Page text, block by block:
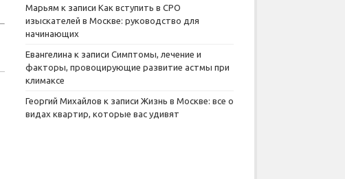
Марьям к записи Как вступить в СРО
изыскателей в Москве: руководство для
начинающих
Евангелина к записи Симптомы, лечение и
факторы, провоцирующие развитие астмы при
климаксе
Георгий Михайлов к записи Жизнь в Москве: все о
видах квартир, которые вас удивят